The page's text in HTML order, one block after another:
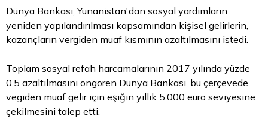
Dünya Bankası, Yunanistan'dan sosyal yardımların
yeniden yapılandırılması kapsamından kişisel gelirlerin,
kazançların vergiden muaf kısmının azaltılmasını istedi.
Toplam sosyal refah harcamalarının 2017 yılında yüzde
0,5 azaltılmasını öngören Dünya Bankası, bu çerçevede
vegiden muaf gelir için eşiğin yıllık 5.000 euro seviyesine
çekilmesini talep etti.